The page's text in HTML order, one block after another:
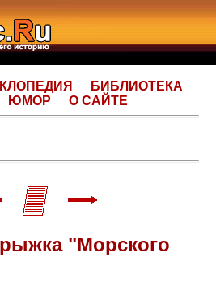
БИБЛИОТЕКА
ЮМОР О САЙТЕ
"Морского